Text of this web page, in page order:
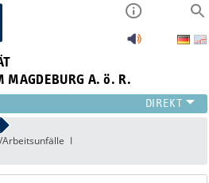
MAGDEBURG A. ö. R.
Sicherheit und Gesundheit bei der Arbeit